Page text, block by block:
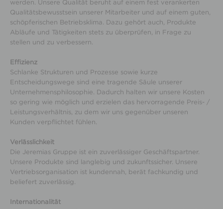
werden. Unsere Qualität beruht auf einem fest verankerten
Qualitätsbewusstsein unserer Mitarbeiter und auf einem guten,
schöpferischen Betriebsklima. Dazu gehört auch, Produkte
Abläufe und Tätigkeiten stets zu überprüfen, in Frage zu
stellen und zu verbessern.
Effizienz
Schlanke Strukturen und Prozesse sowie kurze
Entscheidungswege sind eine tragende Säule unserer
Unternehmensphilosophie. Dadurch halten wir unsere Kosten
so gering wie möglich und erzielen das hervorragende Preis- /
Leistungsverhältnis, zu dem wir uns gegenüber unseren
Kunden verpflichtet fühlen.
Verlässlichkeit
Die Jeremias Gruppe ist ein zuverlässiger Geschäftspartner.
Unsere Produkte sind langlebig und zukunftssicher. Unsere
Vertriebsorganisation ist kundennah, berät fachkundig und
beliefert zuverlässig.
Internationalität